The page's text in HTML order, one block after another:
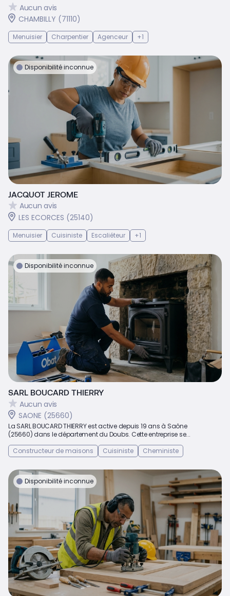
Aucun avis
CHAMBILLY (71110)
Menuisier Charpentier Agenceur +1
Disponibilité inconnue
JACQUOT JEROME
Aucun avis
LES ECORCES (25140)
Menuisier Cuisiniste Escaliéteur +1
Disponibilité inconnue
SARL BOUCARD THIERRY
Aucun avis
SAONE (25660)
La SARL BOUCARD THIERRY est active depuis 19 ans à Saône
(25660) dans le département du Doubs. Cette entreprise se...
Constructeur de maisons
Cuisiniste Cheministe
Disponibilité inconnue